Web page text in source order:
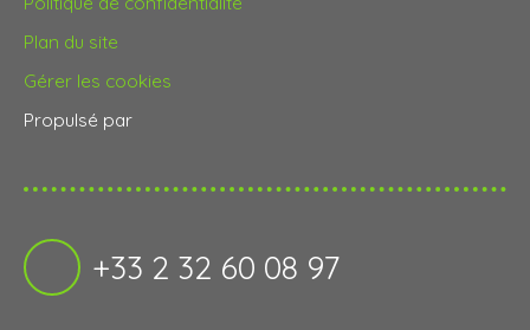
Plan du site
Gérer les cookies
Propulsé par
+33 2 32 60 08 97